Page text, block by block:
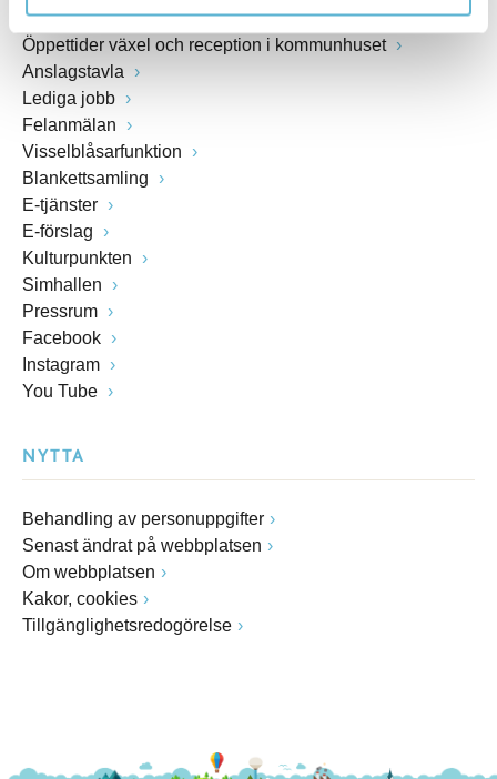
Öppettider växel och reception i kommunhuset
Anslagstavla
Lediga jobb
Felanmälan
Visselblåsarfunktion
Blankettsamling
E-tjänster
E-förslag
Kulturpunkten
Simhallen
Pressrum
Facebook
Instagram
You Tube
NYTTA
Behandling av personuppgifter
Senast ändrat på webbplatsen
Om webbplatsen
Kakor, cookies
Tillgänglighetsredogörelse